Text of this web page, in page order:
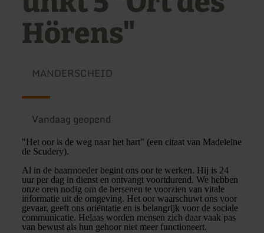
Hörens"
MANDERSCHEID
Vandaag geopend
"Het oor is de weg naar het hart" (een citaat van Madeleine
de Scudery).
Al in de baarmoeder begint ons oor te werken. Hij is 24
uur per dag in dienst en ontvangt voortdurend. We hebben
onze oren nodig om de hersenen te voorzien van vitale
informatie uit de omgeving. Het oor waarschuwt ons voor
gevaar, geeft ons oriëntatie en is belangrijk voor de sociale
communicatie. Helaas worden mensen zich daar vaak pas
van bewust als hun gehoor niet meer functioneert.